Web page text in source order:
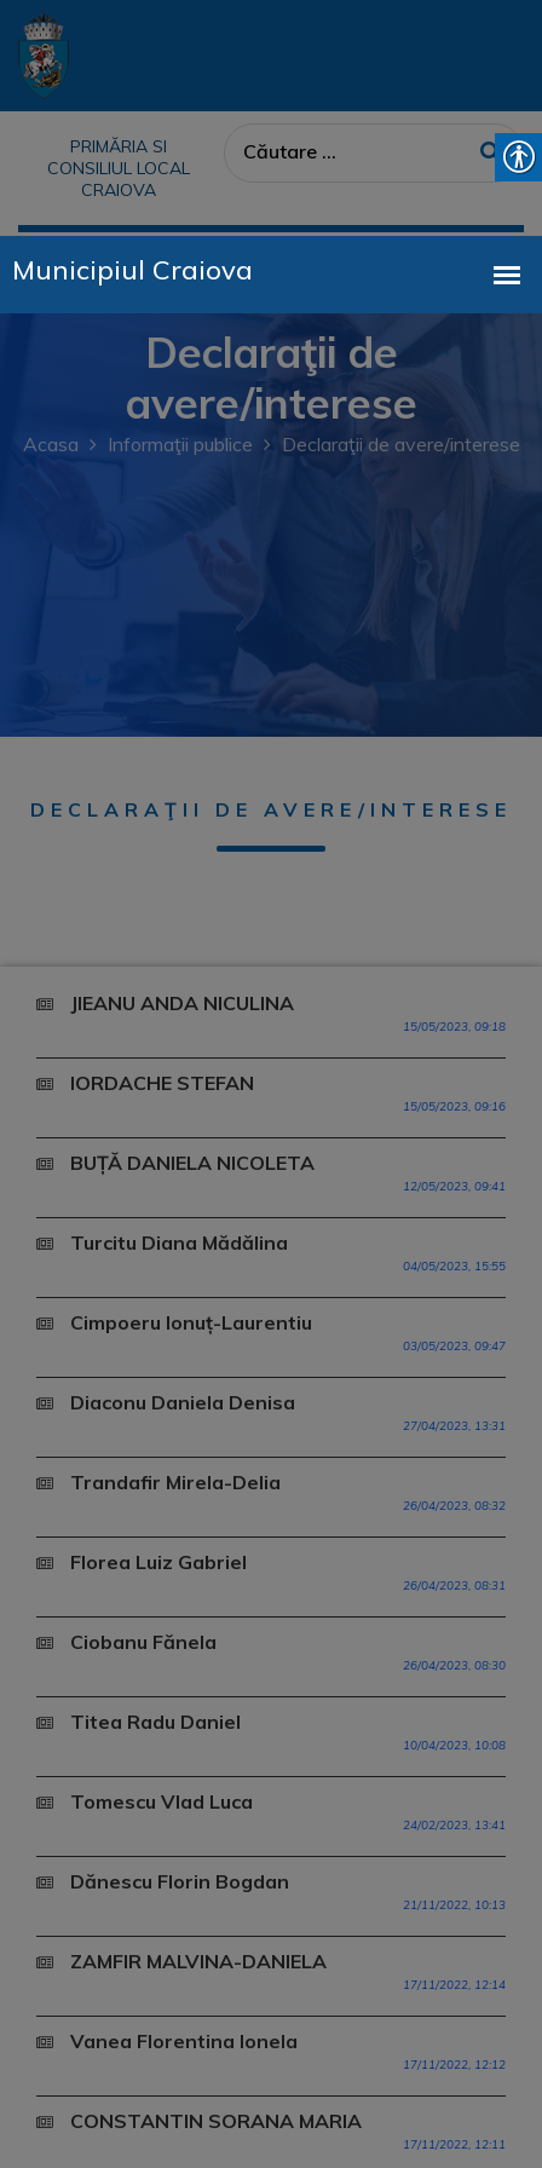
PRIMĂRIA SI
CONSILIUL LOCAL
CRAIOVA
Declaraţii de
avere/interese
Acasa Informaţii publice Declaraţii de avere/interese
DECLARAŢII DE AVERE/INTERESE
JIEANU ANDA NICULINA
15/05/2023, 09:18
IORDACHE STEFAN
15/05/2023, 09:16
BUȚĂ DANIELA NICOLETA
12/05/2023, 09:41
Turcitu Diana Mădălina
04/05/2023, 15:55
Cimpoeru Ionuț-Laurentiu
03/05/2023, 09:47
Diaconu Daniela Denisa
27/04/2023, 13:31
Trandafir Mirela-Delia
26/04/2023, 08:32
Florea Luiz Gabriel
26/04/2023, 08:31
Ciobanu Fănela
26/04/2023, 08:30
Titea Radu Daniel
10/04/2023, 10:08
Tomescu Vlad Luca
24/02/2023, 13:41
Dănescu Florin Bogdan
21/11/2022, 10:13
ZAMFIR MALVINA-DANIELA
17/11/2022, 12:14
Vanea Florentina Ionela
17/11/2022, 12:12
CONSTANTIN SORANA MARIA
17/11/2022, 12:11